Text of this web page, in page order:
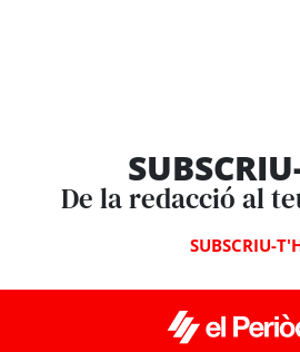
De la redacció al
SUBSCRIU-